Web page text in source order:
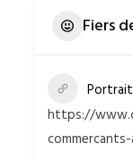
Fiers
https://